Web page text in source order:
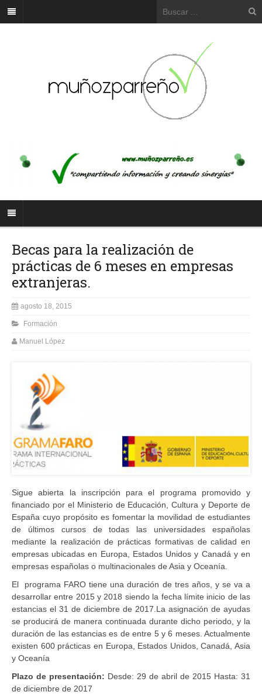
Becas para la realización de
prácticas de 6 meses en empresas
extranjeras.
agosto 18, 2015
Formación
Manuel López
Sigue abierta la inscripción para el programa promovido y
financiado por el Ministerio de Educación, Cultura y Deporte de
España cuyo propósito es fomentar la movilidad de estudiantes
de últimos cursos de todas las universidades españolas
mediante la realización de prácticas formativas de calidad en
empresas ubicadas en Europa, Estados Unidos y Canadá y en
empresas españolas o multinacionales de Asia y Oceanía.
El programa FARO tiene una duración de tres años, y se va a
desarrollar entre 2015 y 2018 siendo la fecha límite inicio de las
estancias el 31 de diciembre de 2017.La asignación de ayudas
se producirá de manera continuada durante dicho periodo, y la
duración de las estancias es de entre 5 y 6 meses. Actualmente
existen 600 prácticas en Europa, Estados Unidos, Canadá, Asia
y Oceanía
Plazo de presentación: Desde: 29 de abril de 2015 Hasta: 31
de diciembre de 2017